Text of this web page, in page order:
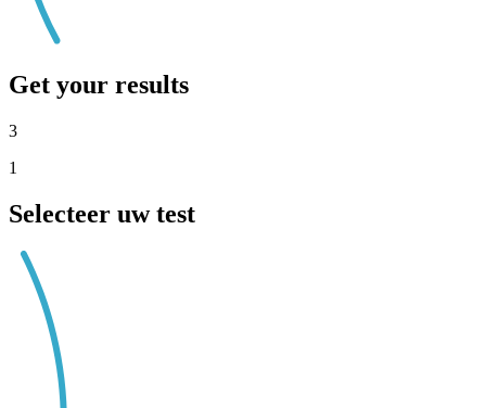
Get your results
3
1
Selecteer uw test